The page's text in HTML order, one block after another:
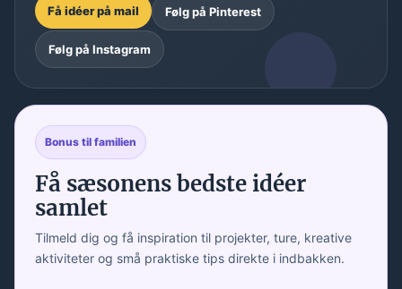
Få idéer på mail Følg på Pinterest
Følg på Instagram
Bonus til familien
Få sæsonens bedste idéer
samlet
Tilmeld dig og få inspiration til projekter, ture, kreative
aktiviteter og små praktiske tips direkte i indbakken.